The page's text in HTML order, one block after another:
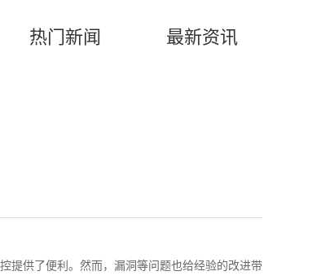
热门新闻 最新资讯
提供了便利。然而，漏洞等问题也给经验的改进带